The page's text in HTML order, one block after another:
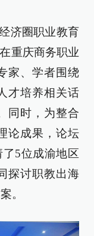
济圈职业教育
重庆商务职业
家、学者围绕
才培养相关话
同时，为整合
论成果，论坛
5位成渝地区
探讨职教出海
。